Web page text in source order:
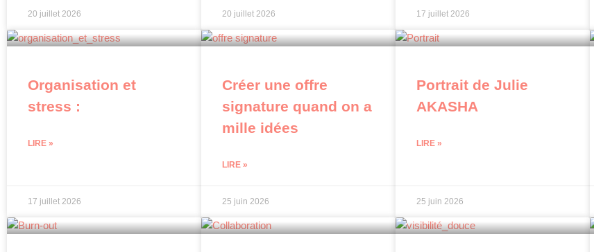
20 juillet 2026 20 juillet 2026 17 juillet 2026
Organisation et
stress :
LIRE »
17 juillet 2026
Créer une offre
signature quand on a
mille idées
LIRE »
25 juin 2026
Portrait de Julie
AKASHA
LIRE »
25 juin 2026